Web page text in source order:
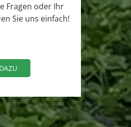
Fragen oder Ihr
Sie uns einfach!